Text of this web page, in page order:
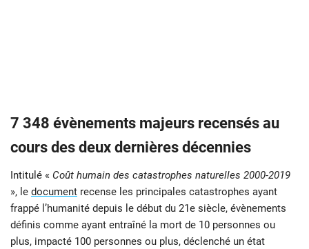
7 348 évènements majeurs recensés au
cours des deux dernières décennies
Intitulé « Coût humain des catastrophes naturelles 2000-2019
», le document recense les principales catastrophes ayant
frappé l’humanité depuis le début du 21e siècle, évènements
définis comme ayant entraîné la mort de 10 personnes ou
plus, impacté 100 personnes ou plus, déclenché un état